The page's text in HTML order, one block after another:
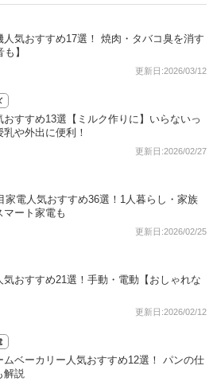
人気おすすめ17選！ 焼肉・タバコ臭を消す
】
更新日:2026/03/12
おすすめ13選【ミルク作りに】いらないっ
や外出に便利！
更新日:2026/02/27
家電人気おすすめ36選！1人暮らし・家族
マート家電も
更新日:2026/02/25
気おすすめ21選！手動・電動【おしゃれな
更新日:2026/02/12
ムベーカリー人気おすすめ12選！ パンの仕
解説